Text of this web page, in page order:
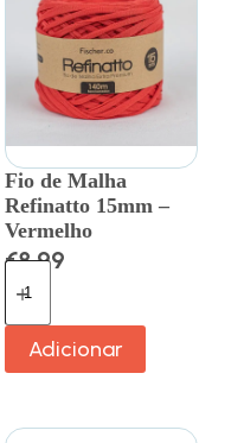
Fio de Malha
Refinatto 15mm –
Vermelho
€8.99
Adicionar